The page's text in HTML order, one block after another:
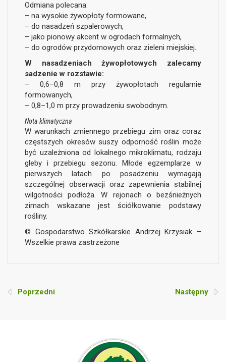
Odmiana polecana:
– na wysokie żywopłoty formowane,
– do nasadzeń szpalerowych,
– jako pionowy akcent w ogrodach formalnych,
– do ogrodów przydomowych oraz zieleni miejskiej.
W nasadzeniach żywopłotowych zalecamy
sadzenie w rozstawie:
– 0,6–0,8 m przy żywopłotach regularnie
formowanych,
– 0,8–1,0 m przy prowadzeniu swobodnym.
Nota klimatyczna
W warunkach zmiennego przebiegu zim oraz coraz
częstszych okresów suszy odporność roślin może
być uzależniona od lokalnego mikroklimatu, rodzaju
gleby i przebiegu sezonu. Młode egzemplarze w
pierwszych latach po posadzeniu wymagają
szczególnej obserwacji oraz zapewnienia stabilnej
wilgotności podłoża. W rejonach o bezśnieżnych
zimach wskazane jest ściółkowanie podstawy
rośliny.
© Gospodarstwo Szkółkarskie Andrzej Krzysiak –
Wszelkie prawa zastrzeżone
Poprzedni Następny